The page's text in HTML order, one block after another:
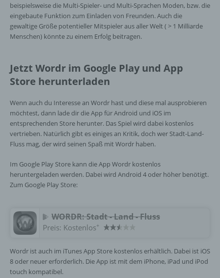
beispielsweise die Multi-Spieler- und Multi-Sprachen Moden, bzw. die
eingebaute Funktion zum Einladen von Freunden. Auch die
gewaltige Größe potentieller Mitspieler aus aller Welt ( > 1 Milliarde
Menschen) könnte zu einem Erfolg beitragen.
Jetzt Wordr im Google Play und App
Store herunterladen
Wenn auch du Interesse an Wordr hast und diese mal ausprobieren
möchtest, dann lade dir die App für Android und iOS im
entsprechenden Store herunter. Das Spiel wird dabei kostenlos
vertrieben. Natürlich gibt es einiges an Kritik, doch wer Stadt-Land-
Fluss mag, der wird seinen Spaß mit Wordr haben.
Im Google Play Store kann die App Wordr kostenlos
heruntergeladen werden. Dabei wird Android 4 oder höher benötigt.
Zum Google Play Store:
WORDR: Stadt - Land - Fluss
Preis: Kostenlos+
Wordr ist auch im iTunes App Store kostenlos erhältlich. Dabei ist iOS
8 oder neuer erforderlich. Die App ist mit dem iPhone, iPad und iPod
touch kompatibel.
h) Auftragsverarbeiter
Auftragsverarbeiter ist eine natürliche oder
juristische Person, Behörde, Einrichtung
verarbeitet.
i) Empfänger
Empfänger ist eine natürliche oder juristische
Person, Behörde, Einrichtung oder andere
Stelle, der personenbezogene Daten
es sich bei ihr um einen Dritten handelt oder
nicht. Behörden, die im Rahmen eines
bestimmten Untersuchungsauftrags nach
personenbezogene Daten erhalten, gelten
jedoch nicht als Empfänger.
j) Dritter